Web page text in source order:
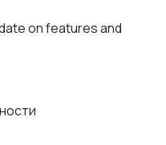
on features and